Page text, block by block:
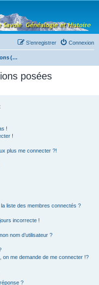
Connexion
S’enregistrer
Foire aux questions (Questions posées fréquemment)
posées
!
!
plus me connecter ?!
liste des membres connectés ?
incorrecte !
nom d’utilisateur ?
on me demande de me connecter !?
?